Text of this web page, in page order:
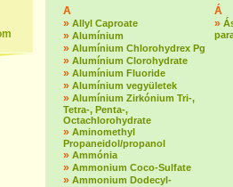
A
» Allyl Caproate
» Alumínium
» Alumínium Chlorohydrex Pg
» Alumínium Clorohydrate
» Alumínium Fluoride
» Alumínium vegyületek
» Alumínium Zirkónium Tri-,
Tetra-, Penta-,
Octachlorohydrate
» Aminomethyl
Propaneidol/propanol
» Ammónia
» Ammonium Coco-Sulfate
» Ammonium Dodecyl-
Á
»